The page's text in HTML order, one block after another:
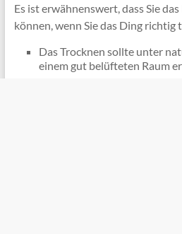
Es ist erwähnenswert, dass Sie
können, wenn Sie das Ding richtig
Das Trocknen sollte unter
einem gut belüfteten Raum